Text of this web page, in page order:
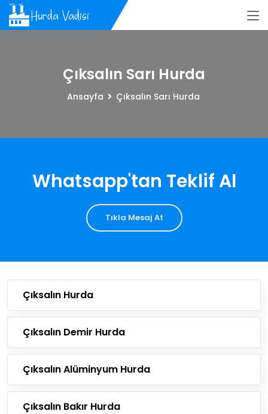
Çıksalın Sarı Hurda
Ansayfa Çıksalın Sarı Hurda
Whatsapp'tan Teklif Al
Tıkla Mesaj At
Çıksalın Hurda
Çıksalın Demir Hurda
Çıksalın Alüminyum Hurda
Çıksalın Bakır Hurda